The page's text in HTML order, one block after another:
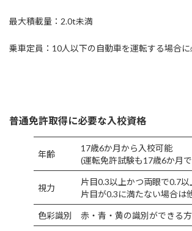
最大積載量：2.0t未満
乗車定員：10人以下の自動車を運転する場合に
普通免許取得に必要な入校資格
年齢
17歳6か月から入校可能
(運転免許試験も17歳6か月
視力
片目0.3以上かつ両眼で0.7
片目が0.3に満たない場合は
色彩識別 赤・青・黄の識別ができる方